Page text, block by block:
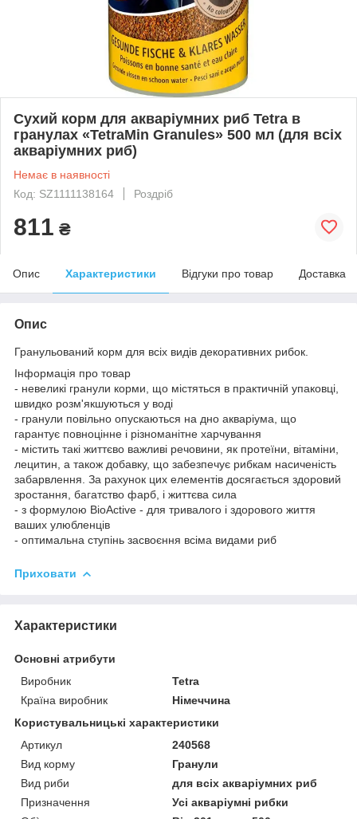
Сухий корм для акваріумних риб Tetra в
гранулах «TetraMin Granules» 500 мл (для всіх
акваріумних риб)
Немає в наявності
Код: SZ1111138164
Роздріб
811 ₴
Опис Характеристики Відгуки про товар Доставка
Опис
Гранульований корм для всіх видів декоративних рибок.
Інформація про товар
- невеликі гранули корми, що містяться в практичній упаковці,
швидко розм'якшуються у воді
- гранули повільно опускаються на дно акваріума, що
гарантує повноцінне і різноманітне харчування
- містить такі життєво важливі речовини, як протеїни, вітаміни,
лецитин, а також добавку, що забезпечує рибкам насиченість
забарвлення. За рахунок цих елементів досягається здоровий
зростання, багатство фарб, і життєва сила
- з формулою BioActive - для тривалого і здорового життя
ваших улюбленців
- оптимальна ступінь засвоєння всіма видами риб
Приховати
Характеристики
Основні атрибути
Виробник
Tetra
Країна виробник
Німеччина
Користувальницькі характеристики
Артикул
240568
Вид корму
Гранули
Вид риби
для всіх акваріумних риб
Призначення
Усі акваріумні рибки